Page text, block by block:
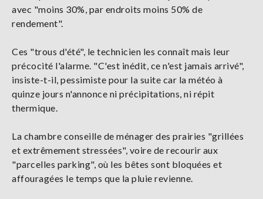
avec "moins 30%, par endroits moins 50% de
rendement".
Ces "trous d'été", le technicien les connaît mais leur
précocité l'alarme. "C'est inédit, ce n'est jamais arrivé",
insiste-t-il, pessimiste pour la suite car la météo à
quinze jours n'annonce ni précipitations, ni répit
thermique.
La chambre conseille de ménager des prairies "grillées
et extrêmement stressées", voire de recourir aux
"parcelles parking", où les bêtes sont bloquées et
affouragées le temps que la pluie revienne.